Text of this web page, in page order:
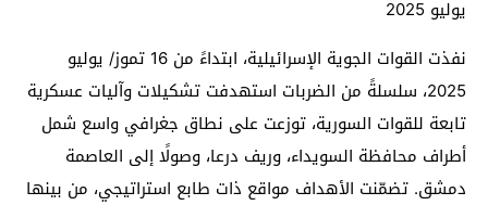
يوليو 2025
نفذت القوات الجوية الإسرائيلية، ابتداءً من 16 تموز/ يوليو
2025، سلسلةً من الضربات استهدفت تشكيلات وآليات عسكرية
تابعة للقوات السورية، توزعت على نطاق جغرافي واسع شمل
أطراف محافظة السويداء، وريف درعا، وصولًا إلى العاصمة
دمشق. تضمّنت الأهداف مواقع ذات طابع استراتيجي، من بينها